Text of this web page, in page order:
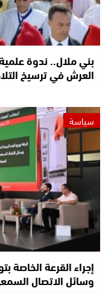
بني ملال.. ندوة
العرش في ترسيخ
سياسة
إجراء القرعة الخاصة
وسائل الاتصال